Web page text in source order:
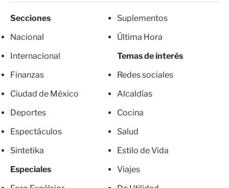
Secciones
Nacional
Internacional
Finanzas
Ciudad de México
Deportes
Espectáculos
Sintetika
Especiales
Suplementos
Última Hora
Temas de interés
Redes sociales
Alcaldías
Cocina
Salud
Estilo de Vida
Viajes